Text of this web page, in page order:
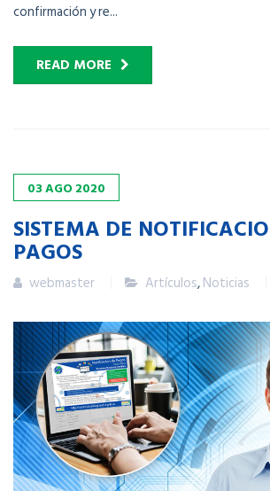
confirmación y re...
READ MORE
03AGO2020
SISTEMA DE
PAGOS
webmaster Artículos,Noticias